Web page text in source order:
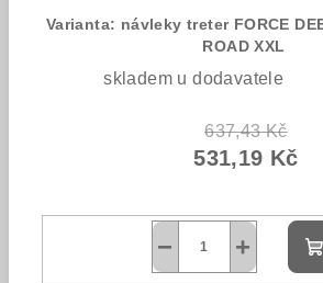
Varianta: návleky treter FORCE
ROAD XXL
skladem u dodavatele
637,43 Kč
531,19 Kč
+
−